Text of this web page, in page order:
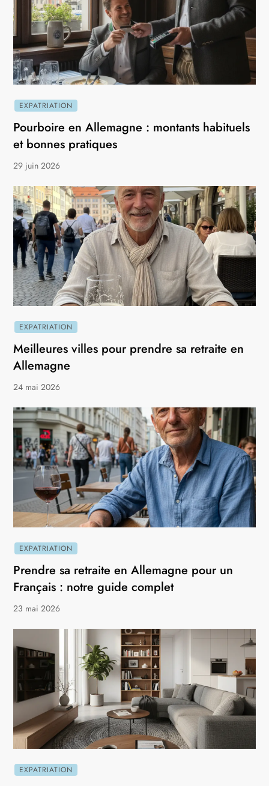
EXPATRIATION
Pourboire en Allemagne : montants habituels
et bonnes pratiques
29 juin 2026
EXPATRIATION
Meilleures villes pour prendre sa retraite en
Allemagne
24 mai 2026
EXPATRIATION
Prendre sa retraite en Allemagne pour un
Français : notre guide complet
23 mai 2026
EXPATRIATION